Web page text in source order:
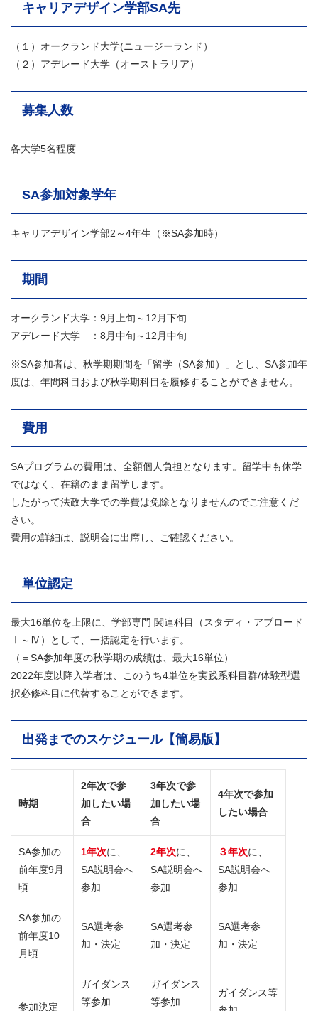
キャリアデザイン学部SA先
（１）オークランド大学(ニュージーランド）
（２）アデレード大学（オーストラリア）
募集人数
各大学5名程度
SA参加対象学年
キャリアデザイン学部2～4年生（※SA参加時）
期間
​​オークランド大学：9月上旬～12月下旬
アデレード大学 ：8月中旬～12月中旬
※SA参加者は、秋学期期間を「留学（SA参加）」とし、SA参加年
度は、年間科目および秋学期科目を履修することができません。
費用
SAプログラムの費用は、全額個人負担となります。留学中も休学
ではなく、在籍のまま留学します。
したがって法政大学での学費は免除となりませんのでご注意くだ
さい。
費用の詳細は、説明会に出席し、ご確認ください。
単位認定
最大16単位を上限に、学部専門 関連科目（スタディ・アブロード
Ⅰ～Ⅳ）として、一括認定を行います。
（＝SA参加年度の秋学期の成績は、最大16単位）
2022年度以降入学者は、このうち4単位を実践系科目群/体験型選
択必修科目に代替することができます。
出発までのスケジュール【簡易版】
時期
2年次で参
加したい場
合
3年次で参
加したい場
合
4年次で参加
したい場合
SA参加の
前年度9月
頃
1年次に、
SA説明会へ
参加
2年次に、
SA説明会へ
参加
３年次に、
SA説明会へ
参加
SA参加の
前年度10
月頃
SA選考参
加・決定
SA選考参
加・決定
SA選考参
加・決定
参加決定
ガイダンス
等参加
ガイダンス
等参加
ガイダンス等